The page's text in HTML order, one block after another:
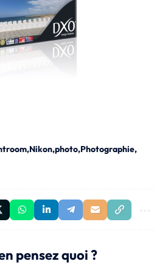
Nikon photo Photographie
pensez quoi ?